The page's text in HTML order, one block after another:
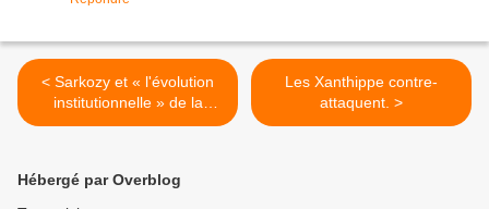
< Sarkozy et « l'évolution
institutionnelle » de la
Guadeloupe.
Les Xanthippe contre-
attaquent. >
Hébergé par Overblog